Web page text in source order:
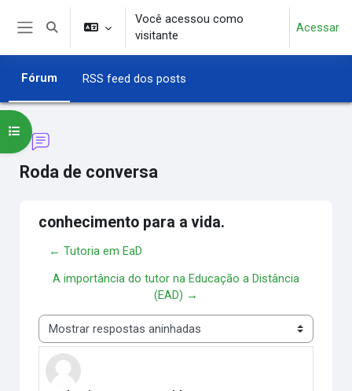
Ir para o conteúdo principal
Alternar entrada de pesquisa
Você acessou como
visitante
Acessar
Fórum RSS feed dos posts
Roda de conversa
Abrir índice do curso
conhecimento para a vida.
← Tutoria em EaD
A importância do tutor na Educação a Distância
(EAD) →
Modo de visualização